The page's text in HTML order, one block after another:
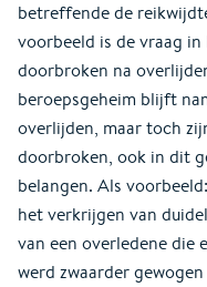
betreffende de
voorbeeld is de vraag
doorbroken na
beroepsgeheim blijft
overlijden, maar toch
doorbroken, ook in dit
belangen. Als
het verkrijgen van
van een overledene die
werd zwaarder